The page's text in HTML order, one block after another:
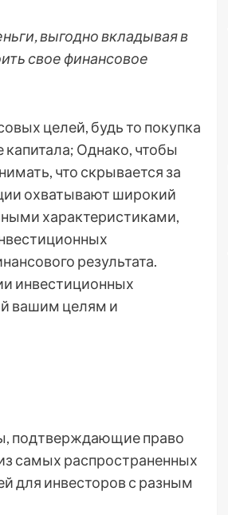
выгодно вкладывая в
свое финансовое
целей, будь то покупка
Однако, чтобы
что скрывается за
охватывают широкий
характеристиками,
результата.
инвестиционных
вашим целям и
подтверждающие право
самых распространенных
для инвесторов с разным